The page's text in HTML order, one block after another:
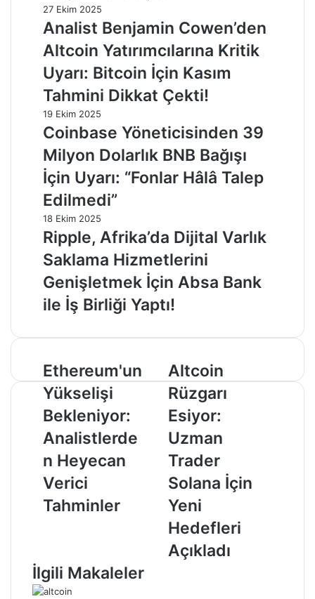
27 Ekim 2025
Analist Benjamin Cowen’den
Altcoin Yatırımcılarına Kritik
Uyarı: Bitcoin İçin Kasım
Tahmini Dikkat Çekti!
19 Ekim 2025
Coinbase Yöneticisinden 39
Milyon Dolarlık BNB Bağışı
İçin Uyarı: “Fonlar Hâlâ Talep
Edilmedi”
18 Ekim 2025
Ripple, Afrika’da Dijital Varlık
Saklama Hizmetlerini
Genişletmek İçin Absa Bank
ile İş Birliği Yaptı!
Ethereum'un
Yükselişi
Bekleniyor:
Analistlerden
Heyecan
Verici
Tahminler
Ethereum'un
Yükselişi
Bekleniyor:
Analistlerde
n Heyecan
Verici
Tahminler
Altcoin
Rüzgarı
Esiyor:
Uzman
Trader
Solana
İçin
Yeni
Hedefleri
Açıkladı
Altcoin
Rüzgarı
Esiyor:
Uzman
Trader
Solana İçin
Yeni
Hedefleri
Açıkladı
İlgili Makaleler